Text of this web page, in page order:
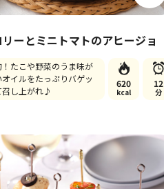
ーとミニトマトのアヒージョ
たこや野菜のうま味が
イルをたっぷりバゲッ
召し上がれ♪
620
kcal
12
分